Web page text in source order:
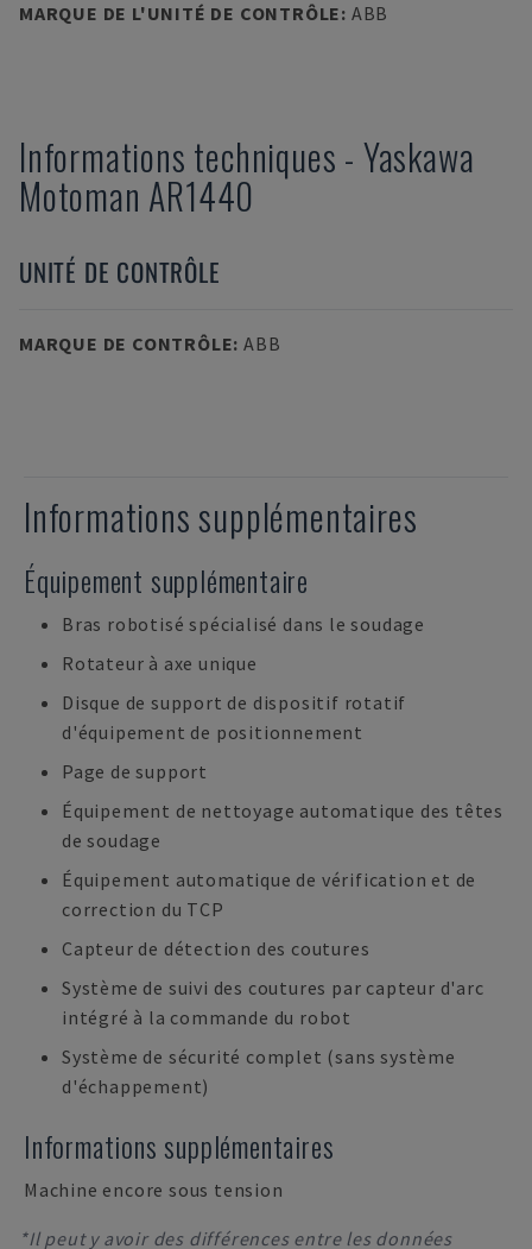
MARQUE DE L'UNITÉ DE CONTRÔLE: ABB
Informations techniques - Yaskawa
Motoman AR1440
UNITÉ DE CONTRÔLE
MARQUE DE CONTRÔLE: ABB
Informations supplémentaires
Équipement supplémentaire
Bras robotisé spécialisé dans le soudage
Rotateur à axe unique
Disque de support de dispositif rotatif
d'équipement de positionnement
Page de support
Équipement de nettoyage automatique des têtes
de soudage
Équipement automatique de vérification et de
correction du TCP
Capteur de détection des coutures
Système de suivi des coutures par capteur d'arc
intégré à la commande du robot
Système de sécurité complet (sans système
d'échappement)
Informations supplémentaires
Machine encore sous tension
*Il peut y avoir des différences entre les données